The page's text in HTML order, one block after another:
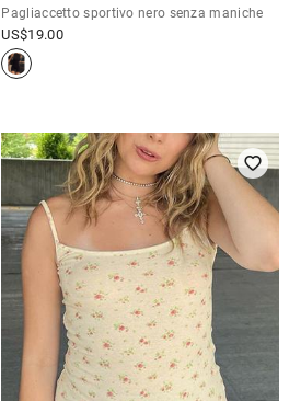
Pagliaccetto sportivo nero senza maniche
US$19.00